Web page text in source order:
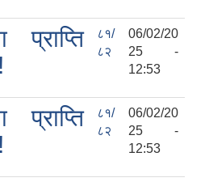
प्राप्ति
८१/
८२
06/02/20
25 -
12:53
प्राप्ति
८१/
८२
06/02/20
25 -
12:53